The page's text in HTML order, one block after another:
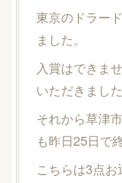
東京のドラー
ました。
入賞はできま
いただきまし
それから草津
も昨日25日で
こちらは3点